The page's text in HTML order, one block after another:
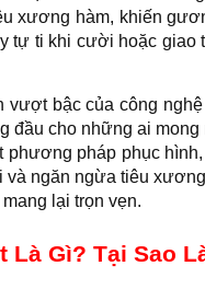
xương hàm, khiến
tự ti khi cười hoặc
vượt bậc của công
đầu cho những ai
pháp phục
và ngăn ngừa tiêu
lại trọn vẹn.
Là Gì? Tại Sao